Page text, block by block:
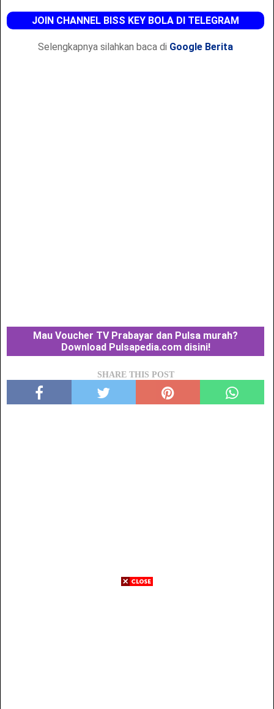
JOIN CHANNEL BISS KEY BOLA DI TELEGRAM
Selengkapnya silahkan baca di Google Berita
Mau Voucher TV Prabayar dan Pulsa murah?
Download Pulsapedia.com disini!
SHARE THIS POST